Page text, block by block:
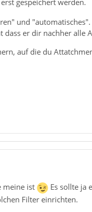
gespeichert werden.
und
er dir nachher alle
auf die du
meine ist
Es sollte ja
Filter einrichten.